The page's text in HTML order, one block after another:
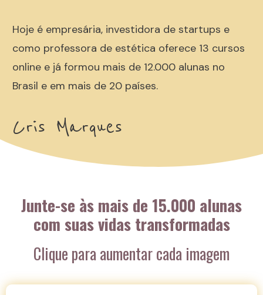
Hoje é empresária, investidora de startups e
como professora de estética oferece 13 cursos
online e já formou mais de 12.000 alunas no
Brasil e em mais de 20 países.
Cris Marques
Junte-se às mais de 15.000 alunas
com suas vidas transformadas
Clique para aumentar cada imagem